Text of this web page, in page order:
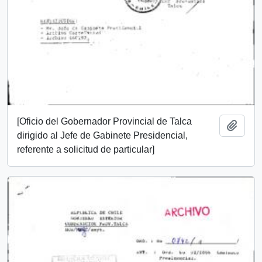
[Oficio del Gobernador Provincial de Talca
dirigido al Jefe de Gabinete Presidencial,
referente a solicitud de particular]